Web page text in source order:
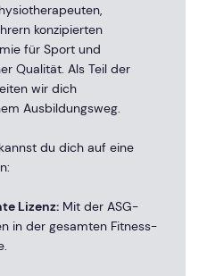
konzipierten
für Sport und
Qualität. Als Teil der
wir dich
Ausbildungsweg.
du dich auf eine
Lizenz: Mit der ASG-
in der gesamten Fitness-